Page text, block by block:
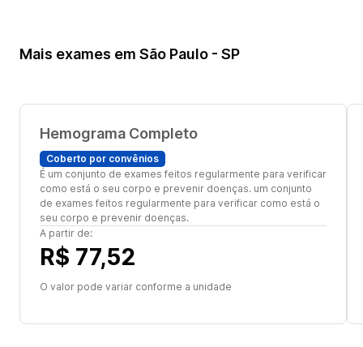
Mais exames em São Paulo - SP
Hemograma Completo
Coberto por convênios
É um conjunto de exames feitos regularmente para verificar
como está o seu corpo e prevenir doenças. um conjunto
de exames feitos regularmente para verificar como está o
seu corpo e prevenir doenças.
A partir de:
R$ 77,52
O valor pode variar conforme a unidade